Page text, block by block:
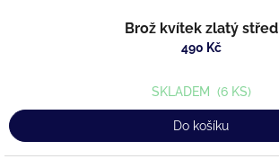
Brož kvítek zlatý střed
490 Kč
SKLADEM (6 KS)
Do košíku